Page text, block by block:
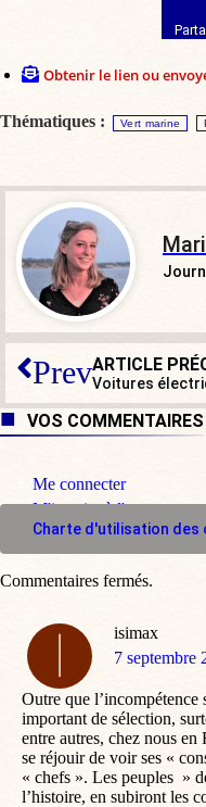
Obtenir le lien ou
Thématiques : Vert marine
Prev
VOS COMMENTAIRES
Me connecter
M'inscrire à l'espace
Charte d'utilisation des
isimax
dit
7 septembre
Outre que l’incompétence
important de sélection,
entre autres, chez nous
se réjouir de voir ses «
« chefs ». Les peuples »
l’histoire, en subiront les
Commentaires fermés.